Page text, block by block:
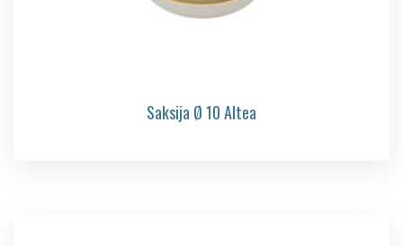
Saksija Ø 10 Altea